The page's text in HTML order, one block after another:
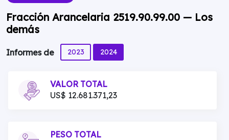
Fracción Arancelaria 2519.90.99.00 — Los
demás
Informes de 2023 2024
VALOR TOTAL
US$ 12.681.371,23
PESO TOTAL